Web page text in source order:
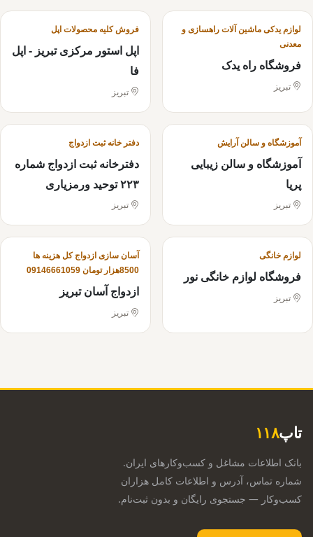
لوازم یدکی ماشین آلات راهسازی و
معدنی
فروشگاه راه یدک
تبریز
فروش کلیه محصولات اپل
اپل استور مرکزی تبریز - اپل
فا
تبریز
آموزشگاه و سالن آرایش
آموزشگاه و سالن زیبایی
پریا
تبریز
دفتر خانه ثبت ازدواج
دفترخانه ثبت ازدواج شماره
۲۲۳ توحید ورمزیاری
تبریز
لوازم خانگی
فروشگاه لوازم خانگی نور
تبریز
آسان سازی ازدواج کل هزینه ها
8500هزار تومان 09146661059
ازدواج آسان تبریز
تبریز
تاپ۱۱۸
بانک اطلاعات مشاغل و کسب‌وکارهای ایران.
شماره تماس، آدرس و اطلاعات کامل هزاران
کسب‌وکار — جستجوی رایگان و بدون ثبت‌نام.